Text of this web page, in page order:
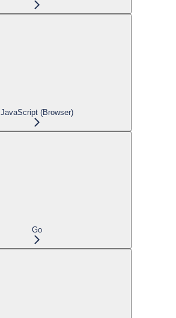
JavaScript (Browser)
Go